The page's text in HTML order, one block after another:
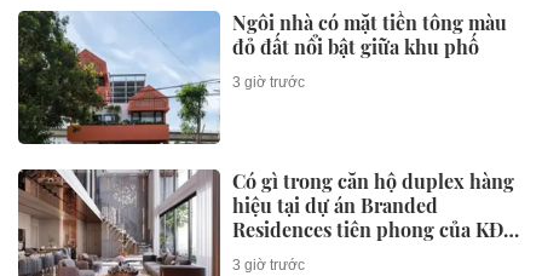
Ngôi nhà có mặt tiền tông màu
đỏ đất nổi bật giữa khu phố
3 giờ trước
Có gì trong căn hộ duplex hàng
hiệu tại dự án Branded
Residences tiên phong của KĐT
Ciputra?
3 giờ trước